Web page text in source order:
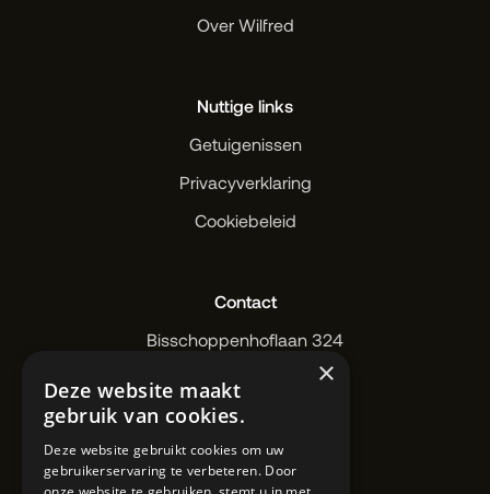
Over Wilfred
Nuttige links
Getuigenissen
Privacyverklaring
Cookiebeleid
Contact
Bisschoppenhoflaan 324
IBZ20 1889 02
wilfred@wilfred.works
×
Deze website maakt
gebruik van cookies.
Deze website gebruikt cookies om uw
gebruikerservaring te verbeteren. Door